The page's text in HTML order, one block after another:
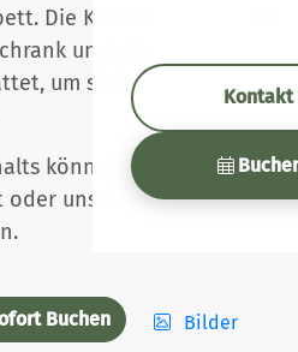
Kontakt
Die Küche ist mit einem
und allem
um sich selbst eine
können Sie gerne
oder unseren
Buchen
Bilder